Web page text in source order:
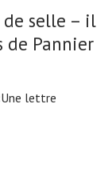
de selle – il
de Pannier
lettre